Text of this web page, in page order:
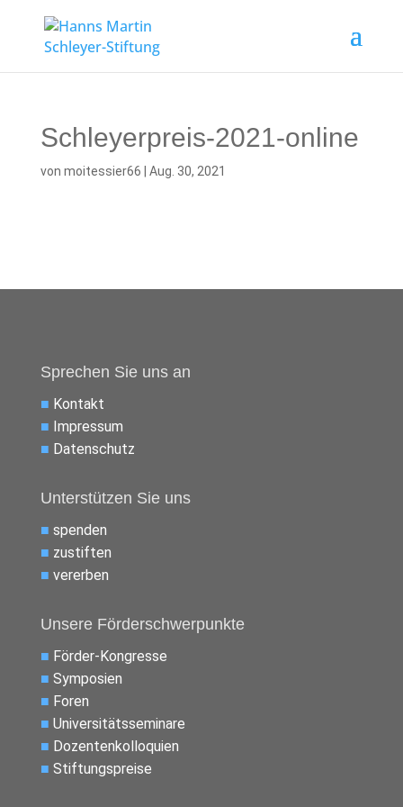
Schleyerpreis-2021-online
von moitessier66 Aug. 30, 2021
Sprechen Sie uns an
■ Kontakt
■ Impressum
■ Datenschutz
Unterstützen Sie uns
■ spenden
■ zustiften
■ vererben
Unsere Förderschwerpunkte
■ Förder-Kongresse
■ Symposien
■ Foren
■ Universitätsseminare
■ Dozentenkolloquien
■ Stiftungspreise